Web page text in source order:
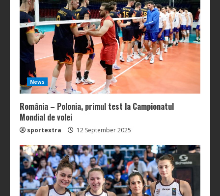
News
România – Polonia, primul test la Campionatul
Mondial de volei
sportextra 12 September 2025